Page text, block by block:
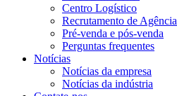
Centro Logístico
Recrutamento de Agência
Pré-venda e pós-venda
Perguntas frequentes
Notícias
Notícias da empresa
Notícias da indústria